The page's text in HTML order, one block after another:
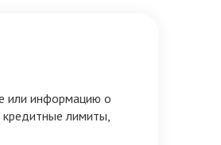
или информацию о
кредитные лимиты,